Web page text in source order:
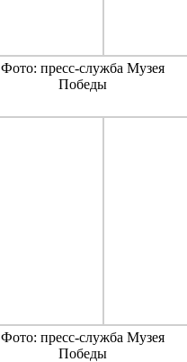
Фото: пресс-служба Музея
Победы
Фото: пресс-служба Музея
Победы